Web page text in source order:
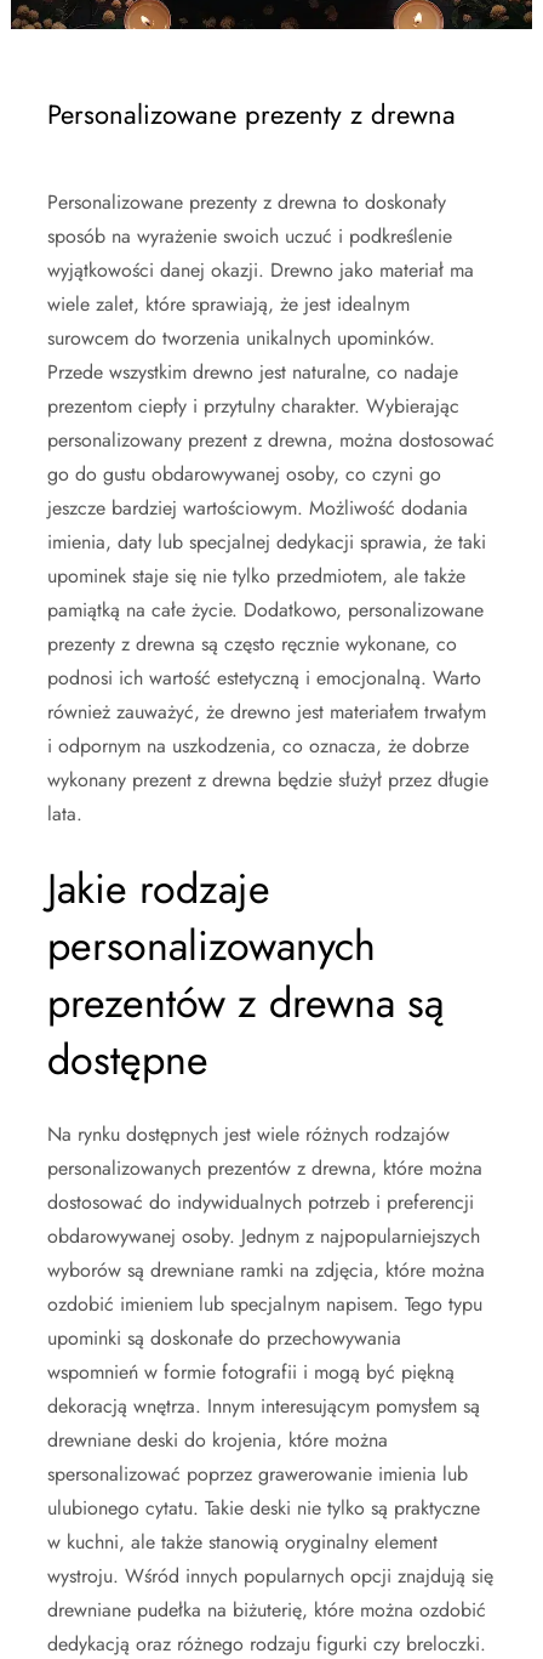
Personalizowane prezenty z drewna
Personalizowane prezenty z drewna to doskonały
sposób na wyrażenie swoich uczuć i podkreślenie
wyjątkowości danej okazji. Drewno jako materiał ma
wiele zalet, które sprawiają, że jest idealnym
surowcem do tworzenia unikalnych upominków.
Przede wszystkim drewno jest naturalne, co nadaje
prezentom ciepły i przytulny charakter. Wybierając
personalizowany prezent z drewna, można dostosować
go do gustu obdarowywanej osoby, co czyni go
jeszcze bardziej wartościowym. Możliwość dodania
imienia, daty lub specjalnej dedykacji sprawia, że taki
upominek staje się nie tylko przedmiotem, ale także
pamiątką na całe życie. Dodatkowo, personalizowane
prezenty z drewna są często ręcznie wykonane, co
podnosi ich wartość estetyczną i emocjonalną. Warto
również zauważyć, że drewno jest materiałem trwałym
i odpornym na uszkodzenia, co oznacza, że dobrze
wykonany prezent z drewna będzie służył przez długie
lata.
Jakie rodzaje
personalizowanych
prezentów z drewna są
dostępne
Na rynku dostępnych jest wiele różnych rodzajów
personalizowanych prezentów z drewna, które można
dostosować do indywidualnych potrzeb i preferencji
obdarowywanej osoby. Jednym z najpopularniejszych
wyborów są drewniane ramki na zdjęcia, które można
ozdobić imieniem lub specjalnym napisem. Tego typu
upominki są doskonałe do przechowywania
wspomnień w formie fotografii i mogą być piękną
dekoracją wnętrza. Innym interesującym pomysłem są
drewniane deski do krojenia, które można
spersonalizować poprzez grawerowanie imienia lub
ulubionego cytatu. Takie deski nie tylko są praktyczne
w kuchni, ale także stanowią oryginalny element
wystroju. Wśród innych popularnych opcji znajdują się
drewniane pudełka na biżuterię, które można ozdobić
dedykacją oraz różnego rodzaju figurki czy breloczki.